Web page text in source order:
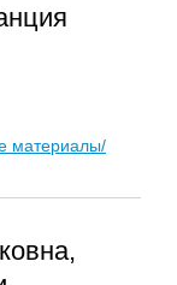
материалы/